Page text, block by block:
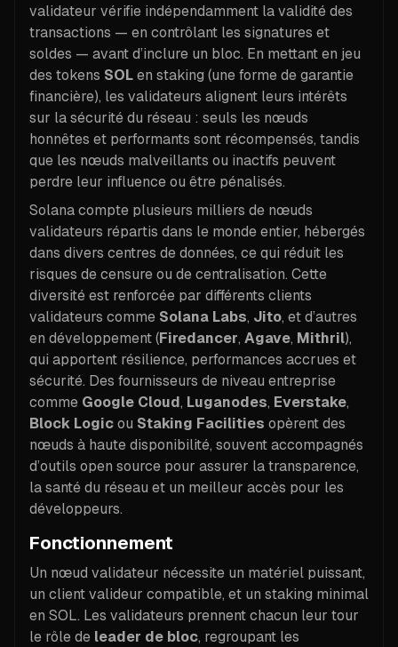
validateur vérifie indépendamment la validité des
transactions — en contrôlant les signatures et
soldes — avant d’inclure un bloc. En mettant en jeu
des tokens SOLen staking (une forme de garantie
financière), les validateurs alignent leurs intérêts
sur la sécurité du réseau : seuls les nœuds
honnêtes et performants sont récompensés, tandis
que les nœuds malveillants ou inactifs peuvent
perdre leur influence ou être pénalisés.
Solana compte plusieurs milliers de nœuds
validateurs répartis dans le monde entier, hébergés
dans divers centres de données, ce qui réduit les
risques de censure ou de centralisation. Cette
diversité est renforcée par différents clients
validateurs comme Solana Labs, Jito, et d’autres
en développement (Firedancer, Agave, Mithril),
qui apportent résilience, performances accrues et
sécurité. Des fournisseurs de niveau entreprise
comme Google Cloud, Luganodes, Everstake,
Block Logicou Staking Facilities opèrent des
nœuds à haute disponibilité, souvent accompagnés
d’outils open source pour assurer la transparence,
la santé du réseau et un meilleur accès pour les
développeurs.
Fonctionnement
Un nœud validateur nécessite un matériel puissant,
un client valideur compatible, et un staking minimal
en SOL. Les validateurs prennent chacun leur tour
le rôle de leader de bloc, regroupant les